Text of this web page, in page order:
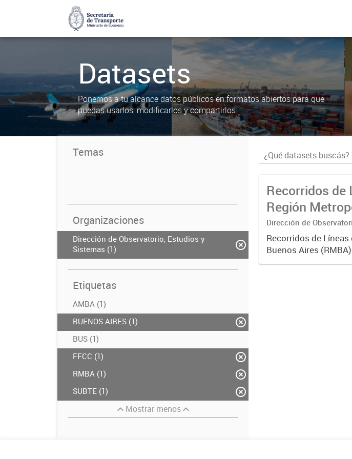
Datasets
Ponemos a tu alcance datos públicos en formatos abiertos para que
puedas usarlos, modificarlos y compartirlos
Temas
Organizaciones
Dirección de Observatorio, Estudios y
Sistemas (1)
Etiquetas
AMBA (1)
BUENOS AIRES (1)
BUS (1)
FFCC (1)
RMBA (1)
SUBTE (1)
Mostrar menos
Recorridos de
Región
(RMBA)
Dirección de
Recorridos de
Buenos Aires